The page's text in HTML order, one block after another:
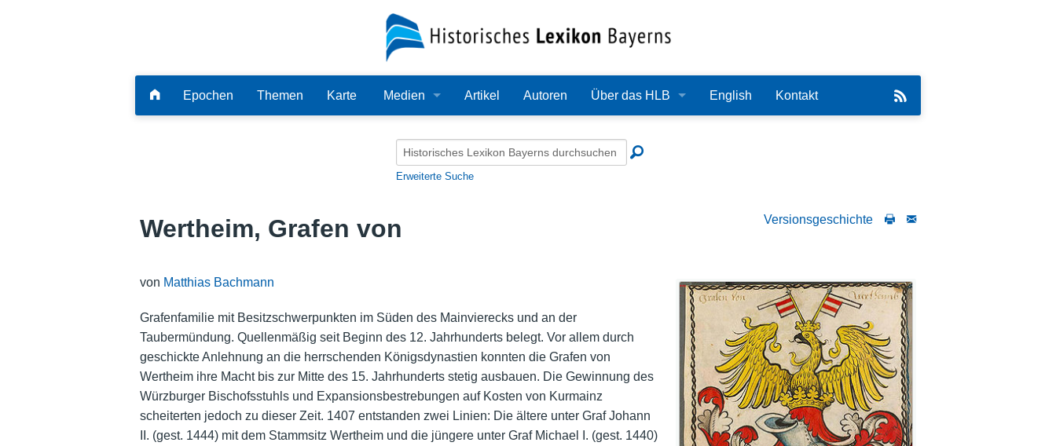
Epochen Themen Karte Medien
Audio
PDF
Artikel Autoren Über das HLB
Redaktion
Häufige Fragen
Nutzungshinweise
English Kontakt
Erweiterte Suche
Versionsgeschichte
Wertheim, Grafen von
von Matthias Bachmann
Grafenfamilie mit Besitzschwerpunkten im Süden des Mainvierecks und an der
Taubermündung. Quellenmäßig seit Beginn des 12. Jahrhunderts belegt. Vor allem durch
geschickte Anlehnung an die herrschenden Königsdynastien konnten die Grafen von
Wertheim ihre Macht bis zur Mitte des 15. Jahrhunderts stetig ausbauen. Die Gewinnung des
Würzburger Bischofsstuhls und Expansionsbestrebungen auf Kosten von Kurmainz
scheiterten jedoch zu dieser Zeit. 1407 entstanden zwei Linien: Die ältere unter Graf Johann
II. (gest. 1444) mit dem Stammsitz Wertheim und die jüngere unter Graf Michael I. (gest. 1440)